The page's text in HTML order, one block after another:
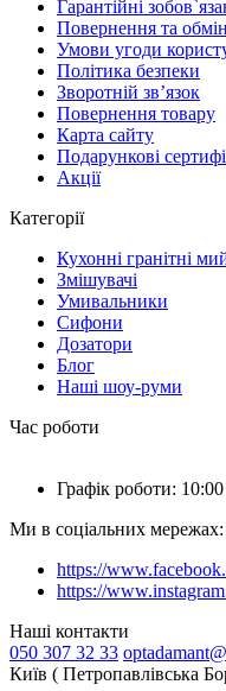
Гарантійні
Повернення та обмін
Умови угоди
Політика безпеки
Зворотній зв’язок
Повернення товару
Карта сайту
Подарункові
Акції
Категорії
Кухонні гранітні
Змішувачі
Умивальники
Сифони
Дозатори
Блог
Наші шоу-руми
Час роботи
Графік роботи:
Ми в соціальних мережах:
https://
https://
Наші контакти
050 307 32 33
Київ ( Петропавлівська